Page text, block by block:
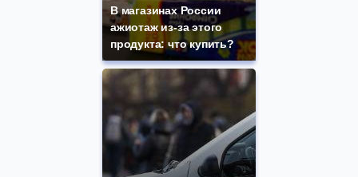
В магазинах России
ажиотаж из-за этого
продукта: что купить?